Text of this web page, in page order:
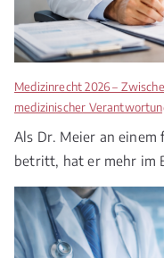
Medizinrecht 2026 –
medizinischer
Als Dr. Meier an
betritt, hat er mehr im